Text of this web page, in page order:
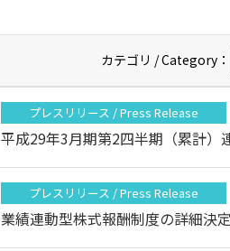
カテゴリ / Category：
プレスリリース / Press Release
平成29年3月期第2四半期（累計）
プレスリリース / Press Release
業績連動型株式報酬制度の詳細決